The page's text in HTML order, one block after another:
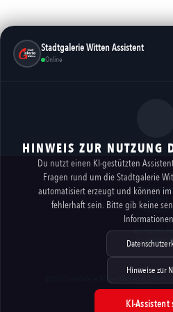
Stadtgalerie Witten Assistent
Online
HINWEIS ZUR NUTZUNG
Du nutzt einen KI-gestützten
Fragen rund um die Stadtgalerie
automatisiert erzeugt und können
fehlerhaft sein. Bitte gib keine
Hinweise zur
KI-
Vermietung
Kontakt
Impressum
Datenschutz
KI-
©2023 StadtGalerie Witten Marketing GmbH //